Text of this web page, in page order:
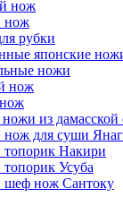
нож
нож
рубки
японские
ножи
нож
из дамасской
для суши
Накири
Усуба
шеф нож Сантоку